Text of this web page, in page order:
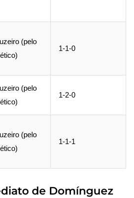
(pelo
1-1-0
(pelo
1-2-0
(pelo
1-1-1
de Domínguez